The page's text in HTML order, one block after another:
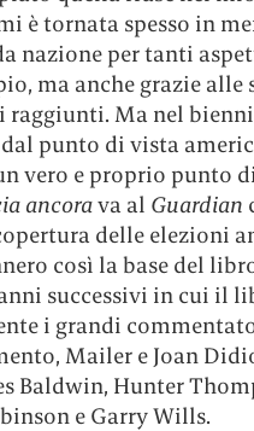
è tornata spesso in
nazione per tanti
ma anche grazie alle
Ma nel
punto di vista
vero e proprio punto
ancorava al Guardian
delle elezioni
così la base del
successivi in cui il
i grandi
Mailer e Joan
Baldwin, Hunter
e Garry Wills.